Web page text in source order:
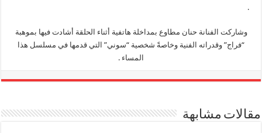
.
وشاركت الفنانة حنان مطاوع بمداخلة هاتفية أثناء الحلقة أشادت فيها بموهبة
“فراج” وقدراته الفنية وخاصةً شخصية “سوني” التي قدمها في مسلسل هذا
المساء .
مقالات مشابهة